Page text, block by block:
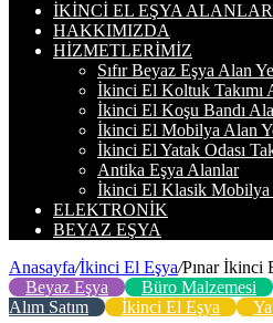
İKINCI EL EŞYA ALANLAR
HAKKIMIZDA
HIZMETLERIMIZ
Sıfır Beyaz Eşya Alan
İkinci El Koltuk Takımı
İkinci El Koşu Bandı
İkinci El Mobilya Alan
İkinci El Yatak Odası
Antika Eşya Alanlar
İkinci El Klasik Mobilya
ELEKTRONIK
BEYAZ EŞYA
Anasayfa/İkinci El Eşya/Pınar İkinci
Beyaz Eşya
Büro Malzemesi
Alım Satım
İkinci El Eşya